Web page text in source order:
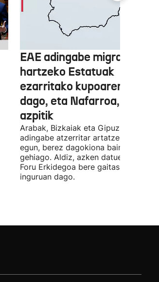
EAE adingabe
hartzeko Estatuak
ezarritako kupoaren
dago, eta Nafarroa, berriz,
azpitik
Arabak, Bizkaiak eta Gipuzkoak 843
adingabe atzerritar artatzen dituzte
egun, berez dagokiona baino 65
gehiago. Aldiz, azken datuen arabera,
Foru Erkidegoa bere gaitasunaren %
inguruan dago.